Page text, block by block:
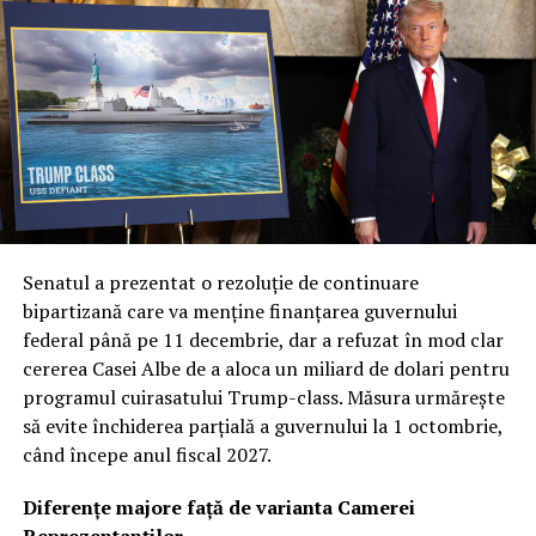
etapă a programului cu un contract masiv de 4,6
miliarde de dolari, precum și un acord suplimentar de
1,6 miliarde pentru lansări viitoare, oficialii americani
subliniază importanța de a nu depinde de o singură
soluție tehnică.
Col. Ryan Frazier a explicat că nucleul acestei noi etape
este diversificarea capacităților. Prin explorarea unor
inovații și tehnologii unice, Forța Spațială urmărește să
armata va dispune de cea mai avansată tehnologie
disponibilă pe piață. Această abordare multi-vectorială
este văzută ca o plasă de siguranță strategică în fața
evoluțiilor imprevizibile din teatrele de operațiuni.
Revoluția „Flatellites”: Rocket Lab propune o
arhitectură inovatoare pentru Neutron
Dintre contractorii anunțați, Rocket Lab se detașează cu
Senatul a prezentat o rezoluție de continuare
bipartizană care va menține finanțarea guvernului
federal până pe 11 decembrie, dar a refuzat în mod clar
cererea Casei Albe de a aloca un miliard de dolari pentru
programul cuirasatului Trump-class. Măsura urmărește
să evite închiderea parțială a guvernului la 1 octombrie,
când începe anul fiscal 2027.
Diferențe majore față de varianta Camerei